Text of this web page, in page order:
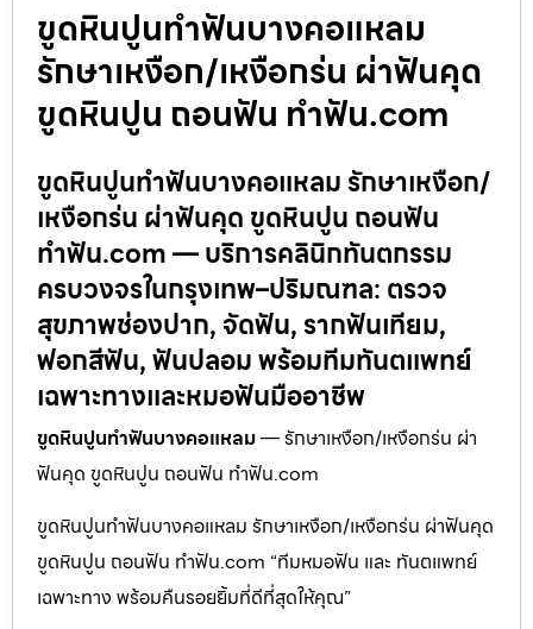
ขูดหินปูนทำฟันบางคอแหลม
รักษาเหงือก/เหงือกร่น ผ่าฟันคุด
ขูดหินปูน ถอนฟัน ทำฟัน.com
ขูดหินปูนทำฟันบางคอแหลม รักษาเหงือก/
เหงือกร่น ผ่าฟันคุด ขูดหินปูน ถอนฟัน
ทำฟัน.com — บริการคลินิกทันตกรรม
ครบวงจรในกรุงเทพ–ปริมณฑล: ตรวจ
สุขภาพช่องปาก, จัดฟัน, รากฟันเทียม,
ฟอกสีฟัน, ฟันปลอม พร้อมทีมทันตแพทย์
เฉพาะทางและหมอฟันมืออาชีพ
ขูดหินปูนทำฟันบางคอแหลม— รักษาเหงือก/เหงือกร่น ผ่า
ฟันคุด ขูดหินปูน ถอนฟัน ทำฟัน.com
ขูดหินปูนทำฟันบางคอแหลม รักษาเหงือก/เหงือกร่น ผ่าฟันคุด
ขูดหินปูน ถอนฟัน ทำฟัน.com “ทีมหมอฟัน และ ทันตแพทย์
เฉพาะทาง พร้อมคืนรอยยิ้มที่ดีที่สุดให้คุณ”